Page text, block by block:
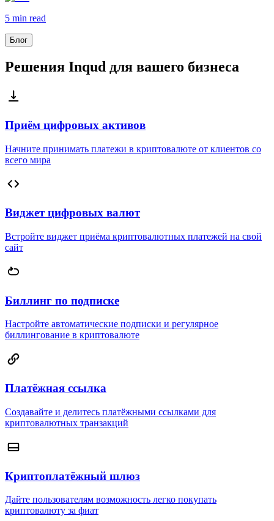
5 min read
Блог
Решения Inqud для вашего бизнеса
Приём цифровых активов
Начните принимать платежи в криптовалюте от клиентов со
всего мира
Виджет цифровых валют
Встройте виджет приёма криптовалютных платежей на свой
сайт
Биллинг по подписке
Настройте автоматические подписки и регулярное
биллингование в криптовалюте
Платёжная ссылка
Создавайте и делитесь платёжными ссылками для
криптовалютных транзакций
Криптоплатёжный шлюз
Дайте пользователям возможность легко покупать
криптовалюту за фиат